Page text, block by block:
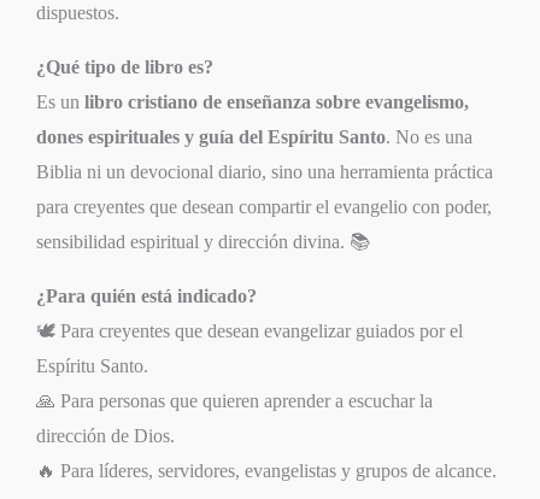
dispuestos.
¿Qué tipo de libro es?
Es un libro cristiano de enseñanza sobre evangelismo,
dones espirituales y guía del Espíritu Santo. No es una
Biblia ni un devocional diario, sino una herramienta práctica
para creyentes que desean compartir el evangelio con poder,
sensibilidad espiritual y dirección divina. 📚
¿Para quién está indicado?
🕊️ Para creyentes que desean evangelizar guiados por el
Espíritu Santo.
🙏 Para personas que quieren aprender a escuchar la
dirección de Dios.
🔥 Para líderes, servidores, evangelistas y grupos de alcance.